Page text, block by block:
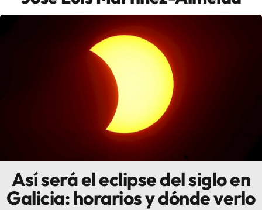
Innova
Así será el eclipse del siglo en
Galicia: horarios y dónde verlo